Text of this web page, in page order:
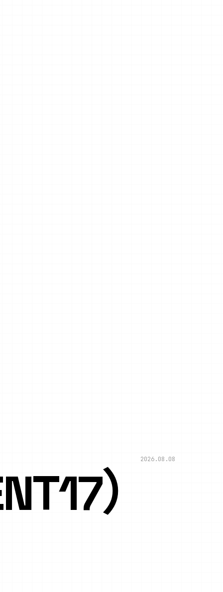
2026.08.08
）